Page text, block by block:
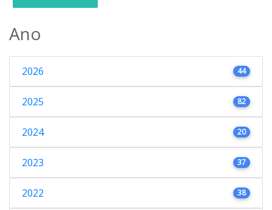
Ano
2026 44
2025 82
2024 20
2023 37
2022 38